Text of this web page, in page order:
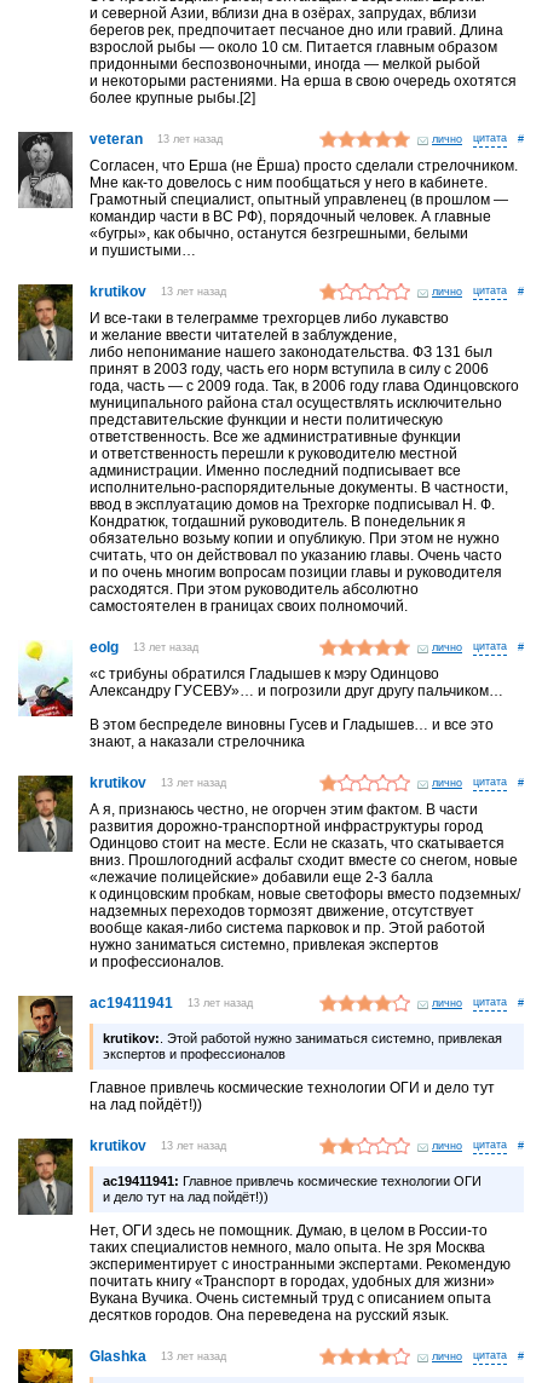
и северной Азии, вблизи дна в озёрах, запрудах, вблизи
берегов рек, предпочитает песчаное дно или гравий. Длина
взрослой рыбы — около 10 см. Питается главным образом
придонными беспозвоночными, иногда — мелкой рыбой
и некоторыми растениями. На ерша в свою очередь охотятся
более крупные рыбы.[2]
veteran 13 лет назад лично #
Согласен, что Ерша (не Ёрша) просто сделали стрелочником.
Мне как-то довелось с ним пообщаться у него в кабинете.
Грамотный специалист, опытный управленец (в прошлом —
командир части в ВС РФ), порядочный человек. А главные
«бугры», как обычно, останутся безгрешными, белыми
и пушистыми…
krutikov 13 лет назад лично #
И все-таки в телеграмме трехгорцев либо лукавство
и желание ввести читателей в заблуждение,
либо непонимание нашего законодательства. ФЗ 131 был
принят в 2003 году, часть его норм вступила в силу с 2006
года, часть — с 2009 года. Так, в 2006 году глава Одинцовского
муниципального района стал осуществлять исключительно
представительские функции и нести политическую
ответственность. Все же административные функции
и ответственность перешли к руководителю местной
администрации. Именно последний подписывает все
исполнительно-распорядительные документы. В частности,
ввод в эксплуатацию домов на Трехгорке подписывал Н. Ф.
Кондратюк, тогдашний руководитель. В понедельник я
обязательно возьму копии и опубликую. При этом не нужно
считать, что он действовал по указанию главы. Очень часто
и по очень многим вопросам позиции главы и руководителя
расходятся. При этом руководитель абсолютно
самостоятелен в границах своих полномочий.
eolg 13 лет назад лично #
«с трибуны обратился Гладышев к мэру Одинцово
Александру ГУСЕВУ»… и погрозили друг другу пальчиком…
В этом беспределе виновны Гусев и Гладышев… и все это
знают, а наказали стрелочника
krutikov 13 лет назад лично #
А я, признаюсь честно, не огорчен этим фактом. В части
развития дорожно-транспортной инфраструктуры город
Одинцово стоит на месте. Если не сказать, что скатывается
вниз. Прошлогодний асфальт сходит вместе со снегом, новые
«лежачие полицейские» добавили еще 2-3 балла
к одинцовским пробкам, новые светофоры вместо подземных/
надземных переходов тормозят движение, отсутствует
вообще какая-либо система парковок и пр. Этой работой
нужно заниматься системно, привлекая экспертов
и профессионалов.
ac19411941 13 лет назад лично #
krutikov: . Этой работой нужно заниматься системно, привлекая
экспертов и профессионалов
Главное привлечь космические технологии ОГИ и дело тут
на лад пойдёт!))
krutikov 13 лет назад лично #
ac19411941: Главное привлечь космические технологии ОГИ
и дело тут на лад пойдёт!))
Нет, ОГИ здесь не помощник. Думаю, в целом в России-то
таких специалистов немного, мало опыта. Не зря Москва
экспериментирует с иностранными экспертами. Рекомендую
почитать книгу «Транспорт в городах, удобных для жизни»
Вукана Вучика. Очень системный труд с описанием опыта
десятков городов. Она переведена на русский язык.
Glashka 13 лет назад лично #